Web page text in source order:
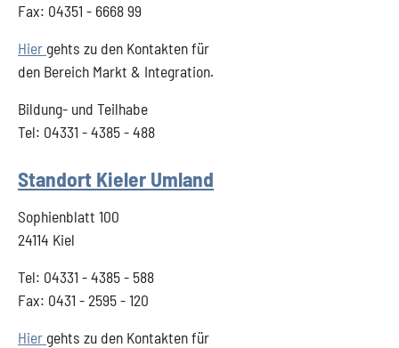
Fax: 04351 - 6668 99
Hier gehts zu den Kontakten für
den Bereich Markt & Integration.
Bildung- und Teilhabe
Tel: 04331 - 4385 - 488
Standort Kieler Umland
Sophienblatt 100
24114 Kiel
Tel: 04331 - 4385 - 588
Fax: 0431 - 2595 - 120
Hier gehts zu den Kontakten für